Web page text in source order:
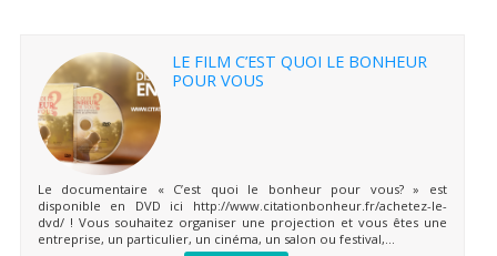
LE FILM C’EST QUOI LE BONHEUR
POUR VOUS
Le documentaire « C’est quoi le bonheur pour vous? » est
disponible en DVD ici http://www.citationbonheur.fr/achetez-le-
dvd/ ! Vous souhaitez organiser une projection et vous êtes une
entreprise, un particulier, un cinéma, un salon ou festival,...